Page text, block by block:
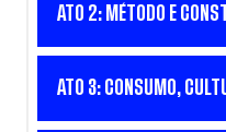
ATO 2: MÉTODO E
ATO 3: CONSUMO,